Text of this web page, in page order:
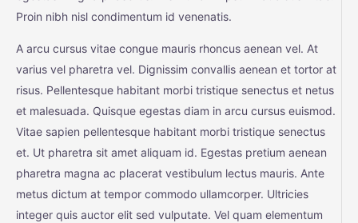
Proin nibh nisl condimentum id venenatis.
A arcu cursus vitae congue mauris rhoncus aenean vel. At
varius vel pharetra vel. Dignissim convallis aenean et tortor at
risus. Pellentesque habitant morbi tristique senectus et netus
et malesuada. Quisque egestas diam in arcu cursus euismod.
Vitae sapien pellentesque habitant morbi tristique senectus
et. Ut pharetra sit amet aliquam id. Egestas pretium aenean
pharetra magna ac placerat vestibulum lectus mauris. Ante
metus dictum at tempor commodo ullamcorper. Ultricies
integer quis auctor elit sed vulputate. Vel quam elementum